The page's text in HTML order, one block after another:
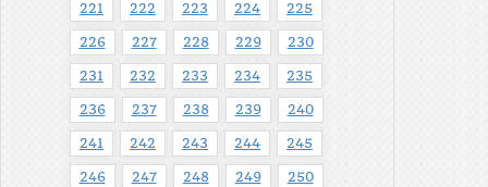
221 222 223 224 225
226 227 228 229 230
231 232 233 234 235
236 237 238 239 240
241 242 243 244 245
246 247 248 249 250